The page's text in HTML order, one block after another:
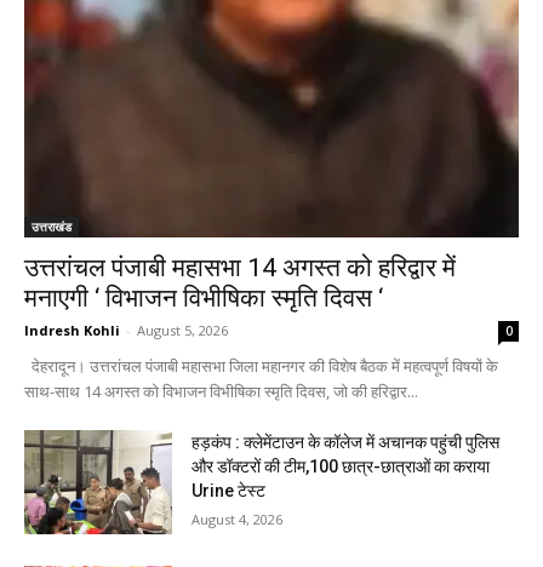
उत्तराखंड
उत्तरांचल पंजाबी महासभा 14 अगस्त को हरिद्वार में
मनाएगी ‘ विभाजन विभीषिका स्मृति दिवस ‘
Indresh Kohli - August 5, 2026 0
देहरादून। उत्तरांचल पंजाबी महासभा जिला महानगर की विशेष बैठक में महत्वपूर्ण विषयों के
साथ-साथ 14 अगस्त को विभाजन विभीषिका स्मृति दिवस, जो की हरिद्वार...
हड़कंप : क्लेमेंटाउन के कॉलेज में अचानक पहुंची पुलिस
और डॉक्टरों की टीम,100 छात्र-छात्राओं का कराया
Urine टेस्ट
August 4, 2026